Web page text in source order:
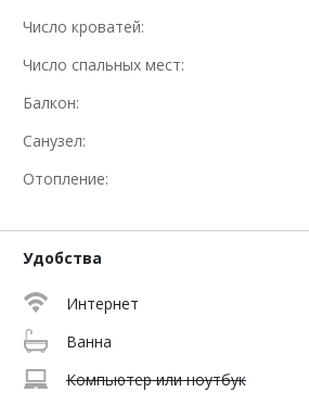
Число кроватей:
Число спальных мест:
Балкон:
Санузел:
Отопление:
Удобства
Интернет
Ванна
Компьютер или ноутбук